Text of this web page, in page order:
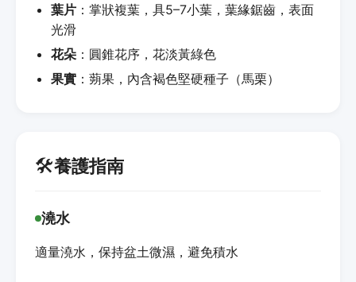
葉片 ：掌狀複葉，具5–7小葉，葉緣鋸齒，表面
光滑
花朵 ：圓錐花序，花淡黃綠色
果實 ：蒴果，內含褐色堅硬種子（馬栗）
🛠️養護指南
澆水
適量澆水，保持盆土微濕，避免積水